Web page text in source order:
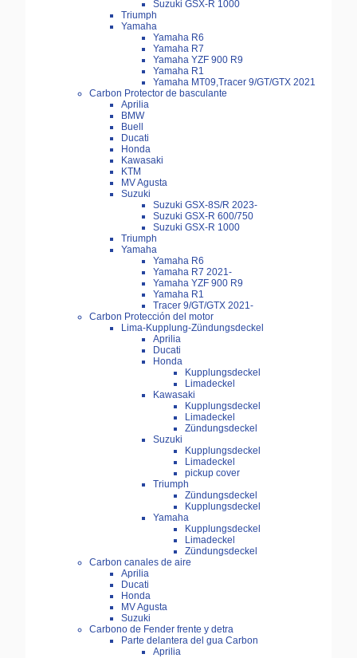
Suzuki GSX-R 1000
Triumph
Yamaha
Yamaha R6
Yamaha R7
Yamaha YZF 900 R9
Yamaha R1
Yamaha MT09,Tracer 9/GT/GTX 2021
Carbon Protector de basculante
Aprilia
BMW
Buell
Ducati
Honda
Kawasaki
KTM
MV Agusta
Suzuki
Suzuki GSX-8S/R 2023-
Suzuki GSX-R 600/750
Suzuki GSX-R 1000
Triumph
Yamaha
Yamaha R6
Yamaha R7 2021-
Yamaha YZF 900 R9
Yamaha R1
Tracer 9/GT/GTX 2021-
Carbon Protección del motor
Lima-Kupplung-Zündungsdeckel
Aprilia
Ducati
Honda
Kupplungsdeckel
Limadeckel
Kawasaki
Kupplungsdeckel
Limadeckel
Zündungsdeckel
Suzuki
Kupplungsdeckel
Limadeckel
pickup cover
Triumph
Zündungsdeckel
Kupplungsdeckel
Yamaha
Kupplungsdeckel
Limadeckel
Zündungsdeckel
Carbon canales de aire
Aprilia
Ducati
Honda
MV Agusta
Suzuki
Carbono de Fender frente y detra
Parte delantera del gua Carbon
Aprilia